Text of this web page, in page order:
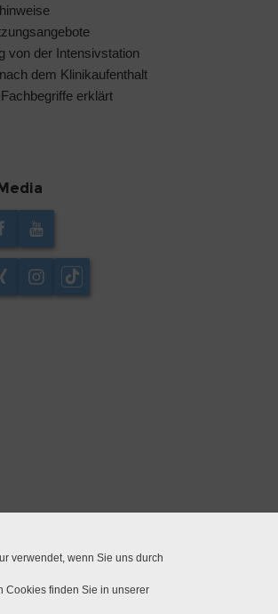
von der Intensivstation
dem Klinikaufenthalt
erklärt
verwendet, wenn Sie uns durch
Cookies finden Sie in unserer